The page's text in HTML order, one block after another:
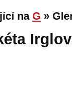
na G »